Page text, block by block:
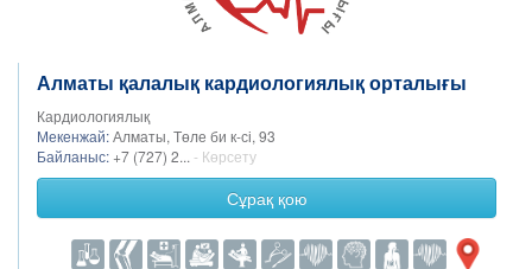
Алматы қалалық кардиологиялық орталығы
Кардиологиялық
Мекенжай:Алматы, Төле би к-сі, 93
Байланыс: +7 (727) 2... - Көрсету
Сұрақ қою